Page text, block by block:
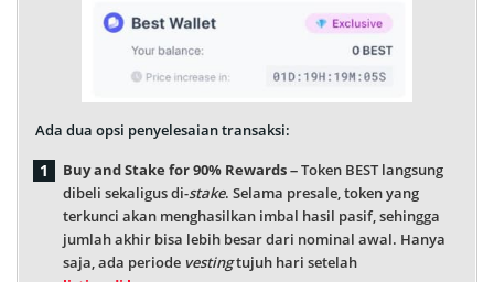
Ada dua opsi penyelesaian transaksi:
Buy and Stake for 90% Rewards– Token BEST langsung
dibeli sekaligus di-stake. Selama presale, token yang
terkunci akan menghasilkan imbal hasil pasif, sehingga
jumlah akhir bisa lebih besar dari nominal awal. Hanya
saja, ada periode vestingtujuh hari setelah